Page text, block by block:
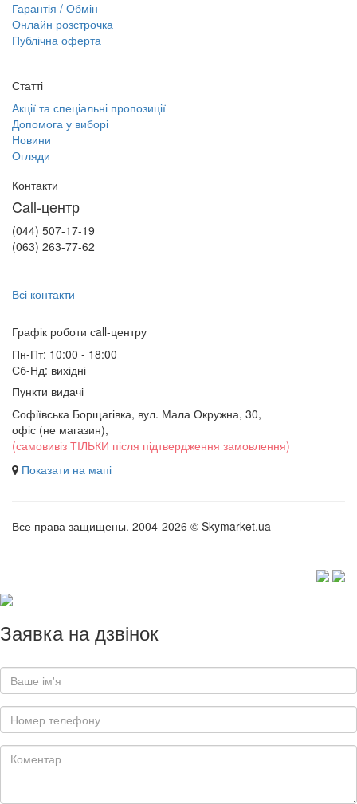
Гарантія / Обмін
Онлайн розстрочка
Публічна оферта
Статті
Акції та спеціальні пропозиції
Допомога у виборі
Новини
Огляди
Контакти
Call-центр
(044) 507-17-19
(063) 263-77-62
Всі контакти
Графік роботи сall-центру
Пн-Пт: 10:00 - 18:00
Сб-Нд: вихідні
Пункти видачі
Софіївська Борщагівка, вул. Мала Окружна, 30,
офіс (не магазин),
(самовивіз ТІЛЬКИ після підтвердження замовлення)
Показати на мапі
Все права защищены. 2004-2026 © Skymarket.ua
Заявка на дзвінок